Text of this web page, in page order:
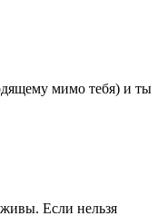
мимо тебя) и ты
Если нельзя